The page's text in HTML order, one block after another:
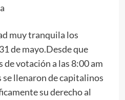
muy tranquila los
de mayo.Desde que
votación a las 8:00 am
se llenaron de capitalinos
su derecho al